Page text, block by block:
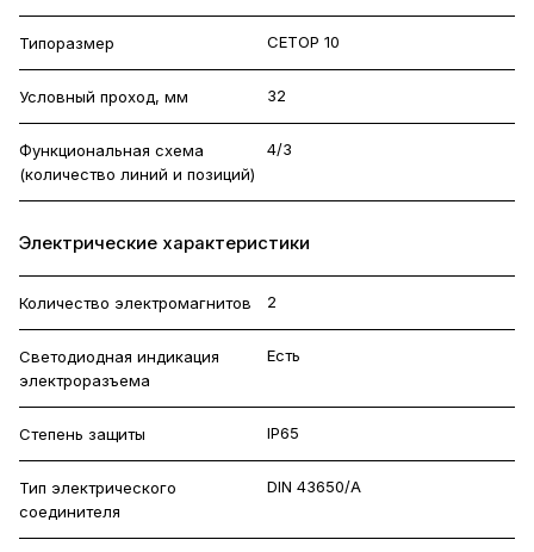
Типоразмер CETOP 10
Условный проход, мм 32
Функциональная схема
(количество линий и позиций)
4/3
Электрические характеристики
Количество электромагнитов 2
Светодиодная индикация
электроразъема
Есть
Степень защиты IP65
Тип электрического
соединителя
DIN 43650/A